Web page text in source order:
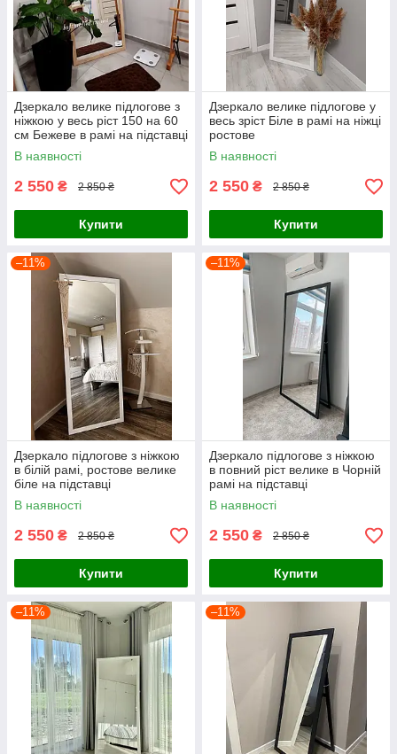
Дзеркало велике підлогове з
ніжкою у весь ріст 150 на 60
см Бежеве в рамі на підставці
В наявності
2 550 ₴ 2 850 ₴
Купити
Дзеркало велике підлогове у
весь зріст Біле в рамі на ніжці
ростове
В наявності
2 550 ₴ 2 850 ₴
Купити
–11%
Дзеркало підлогове з ніжкою
в білій рамі, ростове велике
біле на підставці
В наявності
2 550 ₴ 2 850 ₴
Купити
–11%
Дзеркало підлогове з ніжкою
в повний ріст велике в Чорній
рамі на підставці
В наявності
2 550 ₴ 2 850 ₴
Купити
–11% –11%